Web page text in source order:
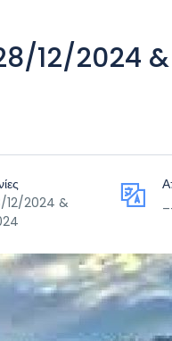
12/2024 &
12/2024 &